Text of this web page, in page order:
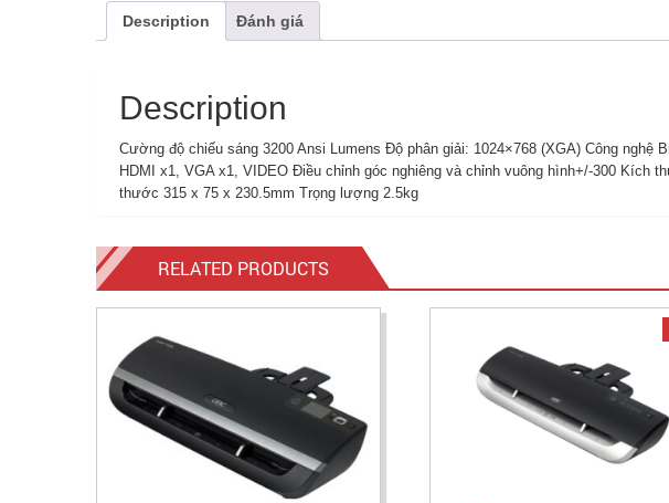
Description Đánh giá
Description
Cường độ chiếu sáng 3200 Ansi Lumens Độ phân giải: 1024×768 (XGA) Công
HDMI x1, VGA x1, VIDEO Điều chỉnh góc nghiêng và chỉnh vuông hình+/-300 Kích
thước 315 x 75 x 230.5mm Trọng lượng 2.5kg
RELATED PRODUCTS